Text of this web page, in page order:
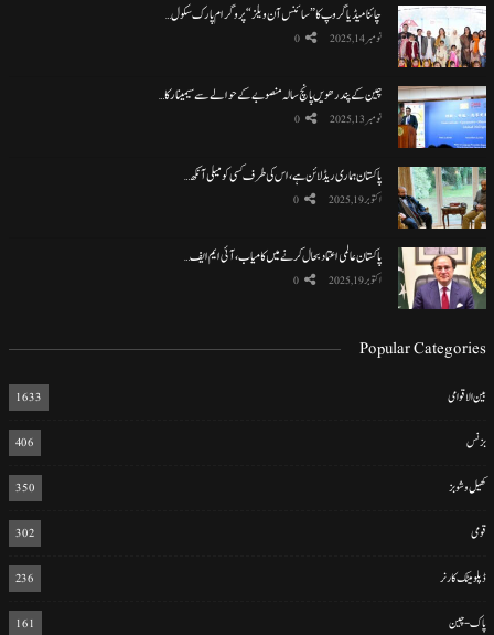
چائنا میڈیا گروپ کا ”سائنس آن ویلز“ پروگرام پارک سکول…
نومبر 14, 2025 0
چین کے پندرھویں پانچ سالہ منصوبے کے حوالے سے سیمینار کا…
نومبر 13, 2025 0
پاکستان ہماری ریڈ لائن ہے، اس کی طرف کسی کو میلی آنکھ…
اکتوبر 19, 2025 0
پاکستان عالمی اعتماد بحال کرنے میں کامیاب، آئی ایم ایف…
اکتوبر 19, 2025 0
Popular Categories
بین الاقوامی 1633
بزنس 406
کھیل و شوبز 350
قومی 302
ڈپلومیٹک کارنر 236
پاک-چین 161